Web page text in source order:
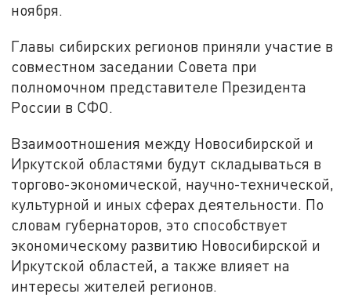
ноября.
Главы сибирских регионов приняли участие в
совместном заседании Совета при
полномочном представителе Президента
России в СФО.
Взаимоотношения между Новосибирской и
Иркутской областями будут складываться в
торгово-экономической, научно-технической,
культурной и иных сферах деятельности. По
словам губернаторов, это способствует
экономическому развитию Новосибирской и
Иркутской областей, а также влияет на
интересы жителей регионов.